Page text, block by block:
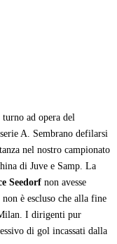
turno ad opera del
A. Sembrano defilarsi
nel nostro campionato
di Juve e Samp. La
Seedorf non avesse
è escluso che alla fine
I dirigenti pur
di gol incassati dalla